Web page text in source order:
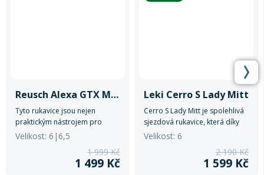
Reusch Alexa GTX Mitten
Tyto rukavice jsou nejen
praktickým nástrojem pro
zimní radovánky, ale také
módním doplňkem pro ženu,
která očekává špičkový design
Velikost: 6|6,5
1 999 Kč
1 499 Kč
Leki Cerro S Lady Mitt
Cerro S Lady Mitt je spolehlivá
sjezdová rukavice, která díky
izolaci Dexfill a membráně
celý den v teple a suchu.
Velikost: 6
2 190 Kč
1 599 Kč